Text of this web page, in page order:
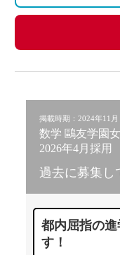
掲載時期：2024年11月
数学 鷗友学園
2026年4月採用
過去に募集し
都内屈指の
す！